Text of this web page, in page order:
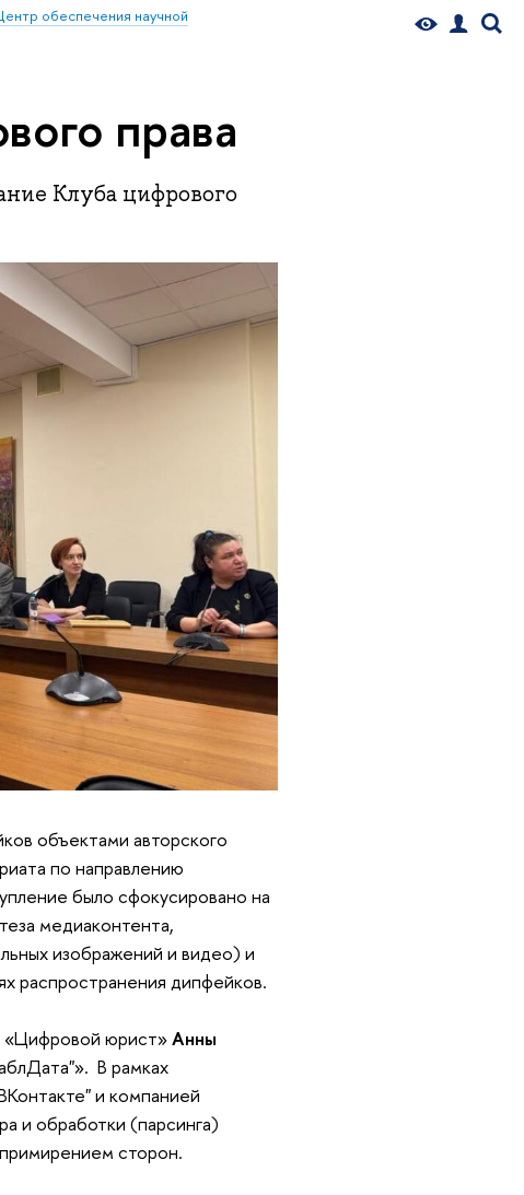
обеспечения научной
права
Клуба цифрового
объектами авторского
по направлению
было сфокусировано на
медиаконтента,
изображений и видео) и
распространения дипфейков.
«Цифровой юрист»Анны
В рамках
и компанией
и обработки (парсинга)
сторон.